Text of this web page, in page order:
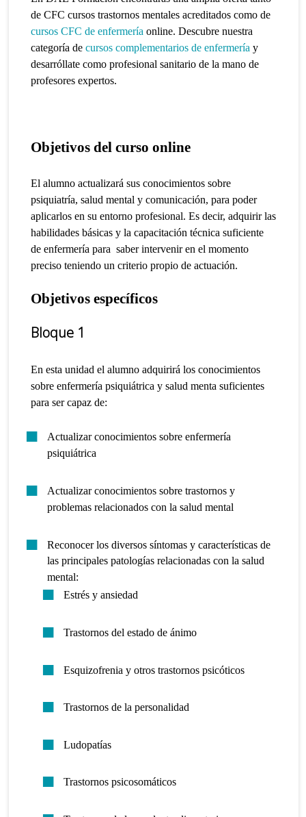
de CFC cursos trastornos mentales acreditados como de
cursos CFC de enfermería online. Descubre nuestra
categoría decursos complementarios de enfermería y
desarróllate como profesional sanitario de la mano de
profesores expertos.
Objetivos del curso online
El alumno actualizará sus conocimientos sobre
psiquiatría, salud mental y comunicación, para poder
aplicarlos en su entorno profesional.Es decir, adquirir las
habilidades básicas y la capacitación técnica suficiente
de enfermería para saber intervenir en el momento
preciso teniendo un criterio propio de actuación.
Objetivos específicos
Bloque 1
En esta unidad el alumno adquirirá los conocimientos
sobre enfermería psiquiátrica y salud menta suficientes
para ser capaz de:
Actualizar conocimientos sobre enfermería
psiquiátrica
Actualizar conocimientos sobre trastornos y
problemas relacionados con la salud mental
Reconocer los diversos síntomas y características de
las principales patologías relacionadas con la salud
mental:
Estrés y ansiedad
Trastornos del estado de ánimo
Esquizofrenia y otros trastornos psicóticos
Trastornos de la personalidad
Ludopatías
Trastornos psicosomáticos